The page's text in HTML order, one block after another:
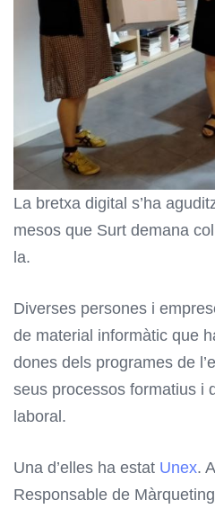
La bretxa digital s’ha
mesos que Surt demana
la.
Diverses persones i
de material informàtic que
dones dels programes de
seus processos formatius i
laboral.
Una d’elles ha estat Unex.
Responsable de